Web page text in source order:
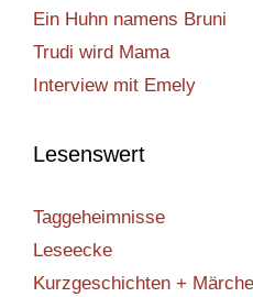
Ein Huhn namens Bruni
Trudi wird Mama
Interview mit Emely
Lesenswert
Taggeheimnisse
Leseecke
Kurzgeschichten +